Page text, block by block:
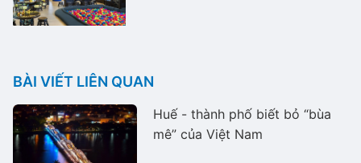
BÀI VIẾT LIÊN QUAN
Huế - thành phố biết bỏ “bùa
mê” của Việt Nam